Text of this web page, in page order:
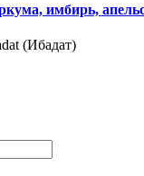
имбирь,
(Ибадат)